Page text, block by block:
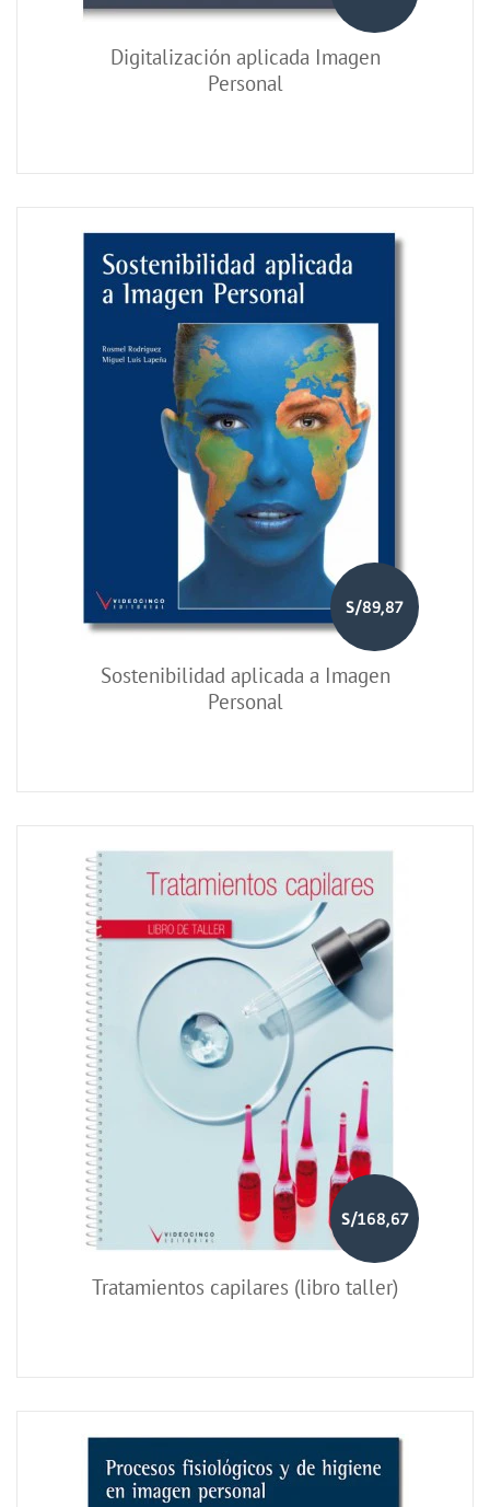
Digitalización aplicada Imagen
Personal
S/89,87
Sostenibilidad aplicada a Imagen
Personal
S/168,67
Tratamientos capilares (libro taller)